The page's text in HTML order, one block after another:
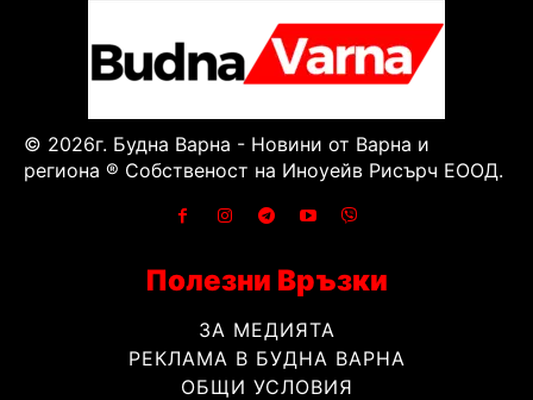
© 2026г. Будна Варна - Новини от Варна и
региона ® Собственост на Иноуейв Рисърч ЕООД.
Полезни Връзки
ЗА МЕДИЯТА
РЕКЛАМА В БУДНА ВАРНА
ОБЩИ УСЛОВИЯ